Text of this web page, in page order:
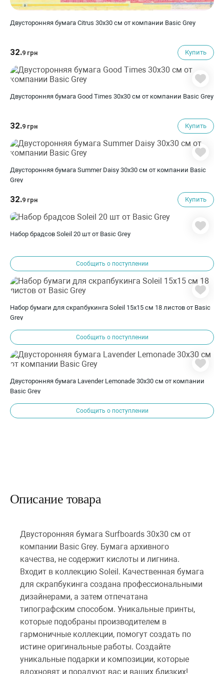
Двусторонняя бумага Citrus 30х30 см от компании Basic Grey
32.9 грн Купить
Двусторонняя бумага Good Times 30х30 см от компании Basic Grey
32.9 грн Купить
Двусторонняя бумага Summer Daisy 30х30 см от компании Basic
Grey
32.9 грн Купить
Набор брадсов Soleil 20 шт от Basic Grey
Сообщить о поступлении
Набор бумаги для скрапбукинга Soleil 15х15 см 18 листов от Basic
Grey
Сообщить о поступлении
Двусторонняя бумага Lavender Lemonade 30х30 см от компании
Basic Grey
Сообщить о поступлении
Описание товара
Двусторонняя бумага Surfboards 30х30 см от
компании Basic Grey. Бумага архивного
качества, не содержит кислоты и лигнина.
Входит в коллекцию Soleil. Качественная бумага
для скрапбукинга создана профессиональными
дизайнерами, а затем отпечатана
типографским способом. Уникальные принты,
которые подобраны производителем в
гармоничные коллекции, помогут создать по
истине оригинальные работы. Создайте
уникальные подарки и композиции, которые
вдохновят и порадуют вас и ваших близких!